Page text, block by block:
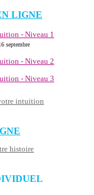
LIGNE
- Niveau 1
septembre
- Niveau 2
- Niveau 3
intuition
histoire